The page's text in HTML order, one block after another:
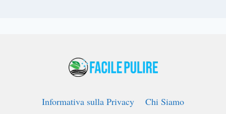
Informativa sulla Privacy
Chi Siamo